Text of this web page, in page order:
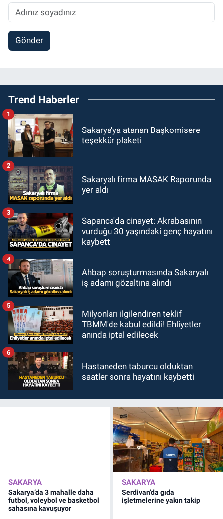
Gönder
Trend Haberler
Sakarya'ya atanan Başkomisere
teşekkür plaketi
1
Sakaryalı firma MASAK Raporunda
yer aldı
2
Sapanca'da cinayet: Akrabasının
vurduğu 30 yaşındaki genç hayatını
kaybetti
3
Ahbap soruşturmasında Sakaryalı
iş adamı gözaltına alındı
4
Milyonları ilgilendiren teklif
TBMM'de kabul edildi! Ehliyetler
anında iptal edilecek
5
Hastaneden taburcu olduktan
saatler sonra hayatını kaybetti
6
SAKARYA
Sakarya’da 3 mahalle daha
futbol, voleybol ve basketbol
sahasına kavuşuyor
SAKARYA
Serdivan’da gıda
işletmelerine yakın takip